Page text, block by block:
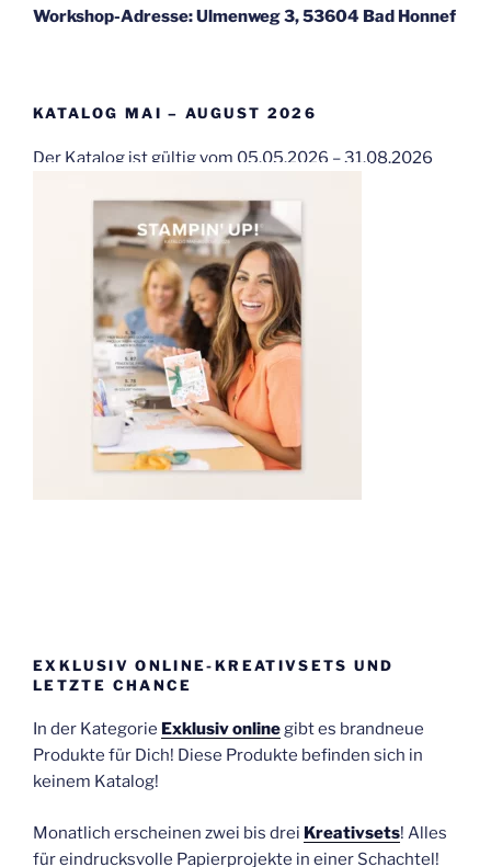
Workshop-Adresse: Ulmenweg 3, 53604 Bad Honnef
KATALOG MAI – AUGUST 2026
Der Katalog ist gültig vom 05.05.2026 – 31.08.2026
EXKLUSIV ONLINE-KREATIVSETS UND
LETZTE CHANCE
In der Kategorie Exklusiv onlinegibt es brandneue
Produkte für Dich! Diese Produkte befinden sich in
keinem Katalog!
Monatlich erscheinen zwei bis drei Kreativsets! Alles
für eindrucksvolle Papierprojekte in einer Schachtel!